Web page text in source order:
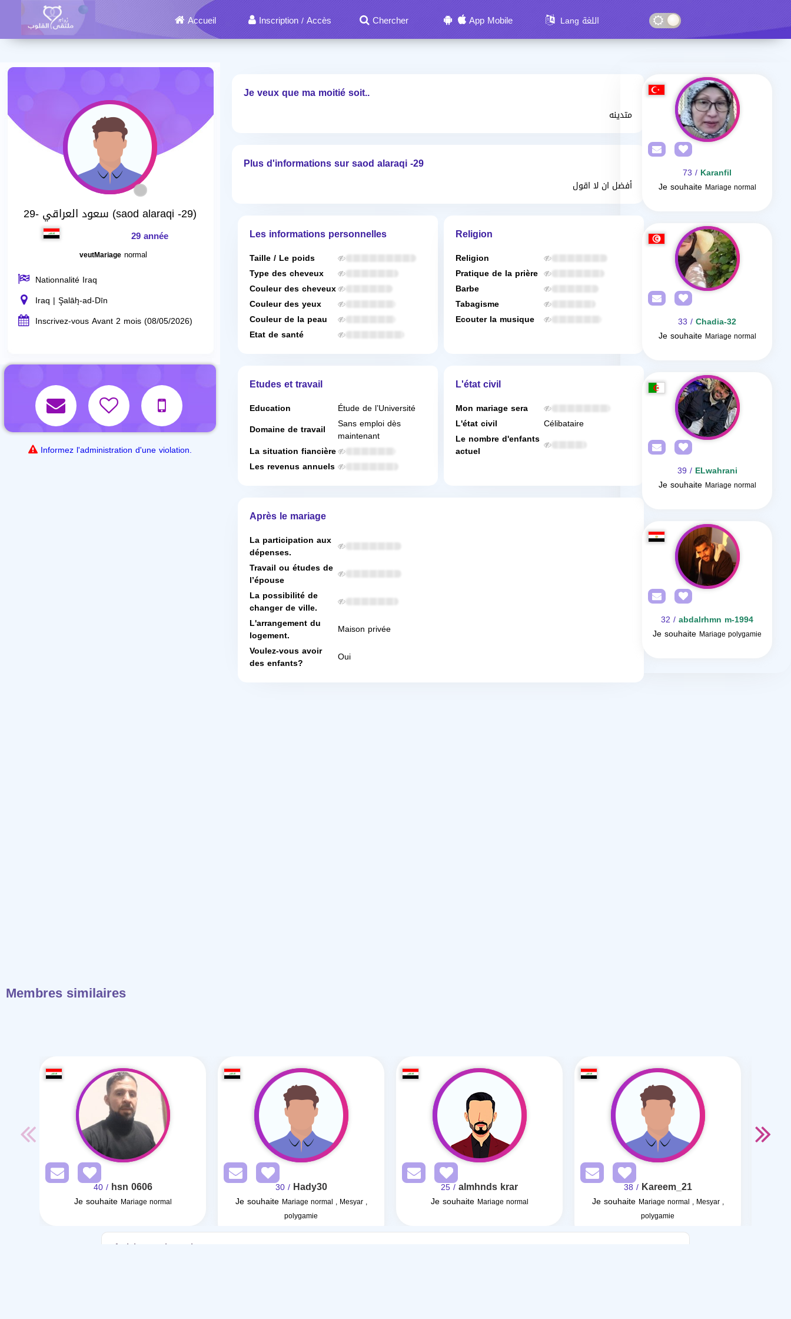
Accueil Inscription / Accès Chercher App Mobile Lang اللغة
سعود العراقي -29 (saod alaraqi -29)
29 année
veutMariage normal
Nationnalité Iraq
Iraq | Şalāh̨-ad-Dīn
Inscrivez-vous Avant 2 mois (08/05/2026)
Informez l'administration d'une violation.
Je veux que ma moitié soit..
متدينه
Plus d'informations sur saod alaraqi -29
أفضل ان لا اقول
Les informations personnelles
Taille / Le poids
Type des cheveux
Couleur des cheveux
Couleur des yeux
Couleur de la peau
Etat de santé
Religion
Religion
Pratique de la prière
Barbe
Tabagisme
Ecouter la musique
Etudes et travail
Education
Étude de l’Université
Domaine de travail
Sans emploi dès
maintenant
La situation fiancière
Les revenus annuels
L'état civil
Mon mariage sera
L'état civil
Célibataire
Le nombre d'enfants
actuel
Après le mariage
La participation aux
dépenses.
Travail ou études de
l’épouse
La possibilité de
changer de ville.
L'arrangement du
logement.
Maison privée
Voulez-vous avoir
des enfants? Oui
Karanfil
/ 73
Je souhaite Mariage normal
Chadia-32
/ 33
Je souhaite Mariage normal
ELwahrani
/ 39
Je souhaite Mariage normal
abdalrhmn m-1994
/ 32
Je souhaite Mariage polygamie
Membres similaires
hsn 0606
/ 40
Je souhaite Mariage normal
Hady30
/ 30
Je souhaite Mariage normal , Mesyar ,
polygamie
almhnds krar
/ 25
Je souhaite Mariage normal
Kareem_21
/ 38
Je souhaite Mariage normal , Mesyar ,
polygamie
Articles sur le mariage